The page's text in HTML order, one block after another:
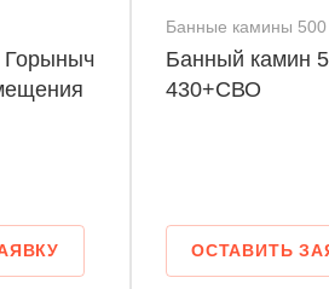
Горыныч
Банные камины 500
Банный камин
430+СВО
ОСТАВИТЬ